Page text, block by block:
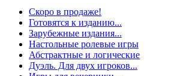
Скоро в продаже!
Готовятся к изданию...
Зарубежные издания...
Настольные ролевые игры
Абстрактные и логические
Дуэль. Для двух игроков...